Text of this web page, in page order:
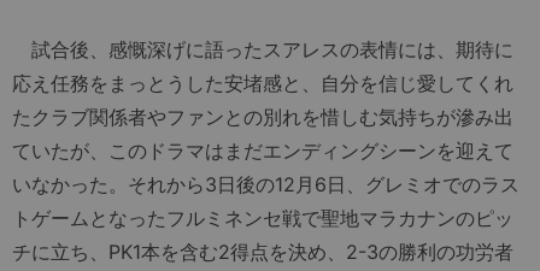
試合後、感慨深げに語ったスアレスの表情には、期待に
応え任務をまっとうした安堵感と、自分を信じ愛してくれ
たクラブ関係者やファンとの別れを惜しむ気持ちが滲み出
ていたが、このドラマはまだエンディングシーンを迎えて
いなかった。それから3日後の12月6日、グレミオでのラス
トゲームとなったフルミネンセ戦で聖地マラカナンのピッ
チに立ち、PK1本を含む2得点を決め、2-3の勝利の功労者